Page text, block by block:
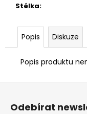
Stélka:
Popis Diskuze
Popis produktu
Z
Odebírat